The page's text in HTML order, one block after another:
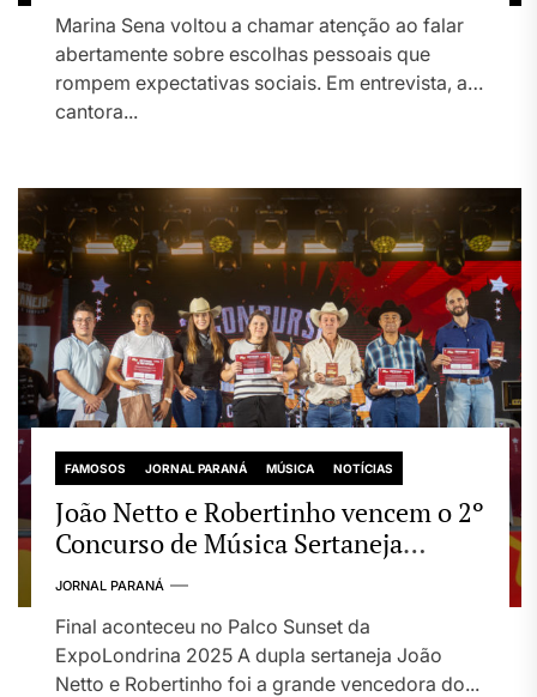
Marina Sena voltou a chamar atenção ao falar
abertamente sobre escolhas pessoais que
rompem expectativas sociais. Em entrevista, a
cantora...
FAMOSOS JORNAL PARANÁ MÚSICA NOTÍCIAS
João Netto e Robertinho vencem o 2º
Concurso de Música Sertaneja
“Teodoro e Sampaio”
JORNAL PARANÁ
Final aconteceu no Palco Sunset da
ExpoLondrina 2025 A dupla sertaneja João
Netto e Robertinho foi a grande vencedora do...